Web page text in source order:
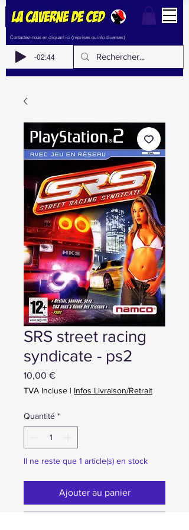
Contactez-nous en cliquant ici (reprises ou info diverses)
-02:44
SRS street racing
syndicate - ps2
10,00 €Prix
TVA Incluse | Infos Livraison/Retrait
Quantité *
Il ne reste que 1 article(s) en stock
Ajouter au panier